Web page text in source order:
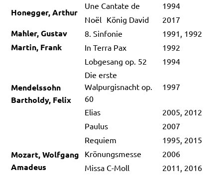
Honegger, Arthur
Une Cantate de
1994
Noël König David
2017
Mahler, Gustav 8. Sinfonie 1991, 1992
Martin, Frank In Terra Pax 1992
Mendelssohn
Bartholdy, Felix
Lobgesang op. 52
1994
Die erste
Walpurgisnacht op.
60
1997
Elias
2005, 2012
Paulus
2007
Mozart, Wolfgang
Amadeus
Requiem
1995, 2015
Krönungsmesse
2006
Missa C-Moll
2011, 2016